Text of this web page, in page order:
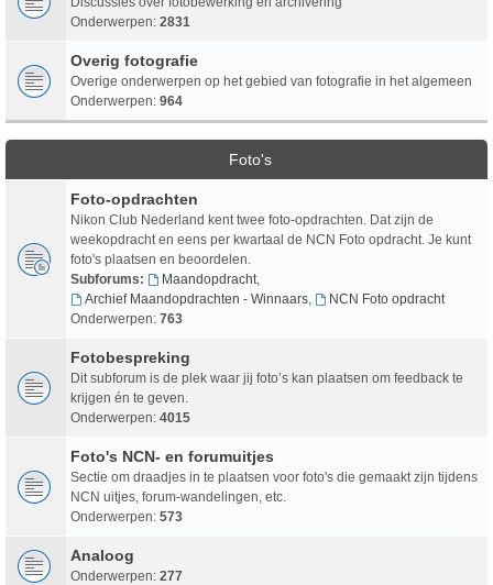
Onderwerpen: 2831
Overig fotografie
Overige onderwerpen op het gebied van fotografie in het algemeen
Onderwerpen: 964
Foto's
Foto-opdrachten
Nikon Club Nederland kent twee foto-opdrachten. Dat zijn de
weekopdracht en eens per kwartaal de NCN Foto opdracht. Je kunt
foto's plaatsen en beoordelen.
Subforums:
Maandopdracht,
Archief Maandopdrachten - Winnaars,
NCN Foto opdracht
Onderwerpen: 763
Fotobespreking
Dit subforum is de plek waar jij foto’s kan plaatsen om feedback te
krijgen én te geven.
Onderwerpen: 4015
Foto's NCN- en forumuitjes
Sectie om draadjes in te plaatsen voor foto's die gemaakt zijn tijdens
NCN uitjes, forum-wandelingen, etc.
Onderwerpen: 573
Analoog
Onderwerpen: 277